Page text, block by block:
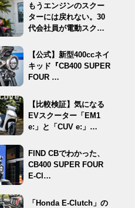
もうエンジンのスクー
ターには戻れない。30
代会社員が電動スクー
【公式】新型400ccネイ
キッド『CB400 SUPER
FOUR …
【比較検証】気になる
EVスクーター「EM1
e:」と「CUV e:」…
FIND CBでわかった、
CB400 SUPER FOUR
E-Cl…
「Honda E-Clutch」の